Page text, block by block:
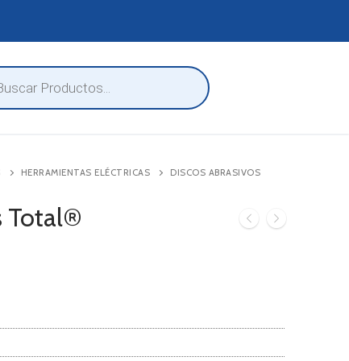
HERRAMIENTAS ELÉCTRICAS
DISCOS ABRASIVOS
Total®